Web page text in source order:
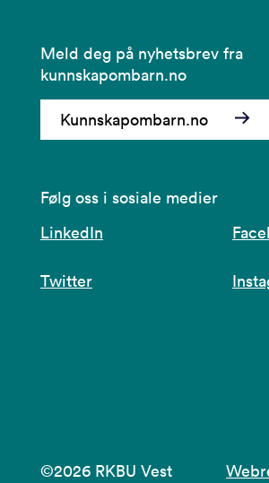
Meld deg på nyhetsbrev fra
kunnskapombarn.no
Kunnskapombarn.no
Følg oss i sosiale medier
LinkedIn
Twitter
©2026 RKBU Vest